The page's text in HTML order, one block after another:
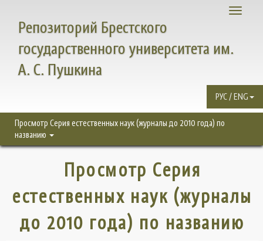
Toggle
Репозиторий Брестского
государственного университета им.
А. С. Пушкина
РУС / ENG
Просмотр Серия естественных наук (журналы до 2010 года) по
названию
Просмотр Серия
естественных наук (журналы
до 2010 года) по названию